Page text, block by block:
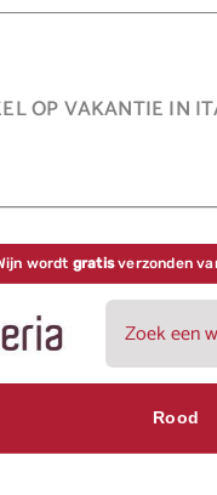
OP VAKANTIE IN
wordt gratisverzonden
Zoeken
naar:
Rood